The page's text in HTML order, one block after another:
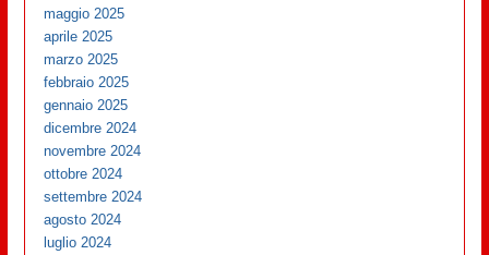
maggio 2025
aprile 2025
marzo 2025
febbraio 2025
gennaio 2025
dicembre 2024
novembre 2024
ottobre 2024
settembre 2024
agosto 2024
luglio 2024